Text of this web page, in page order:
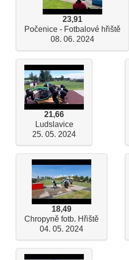
23,91
Počenice - Fotbalové hřiště
08. 06. 2024
21,66
Ludslavice
25. 05. 2024
18,49
Chropyně fotb. Hřiště
04. 05. 2024